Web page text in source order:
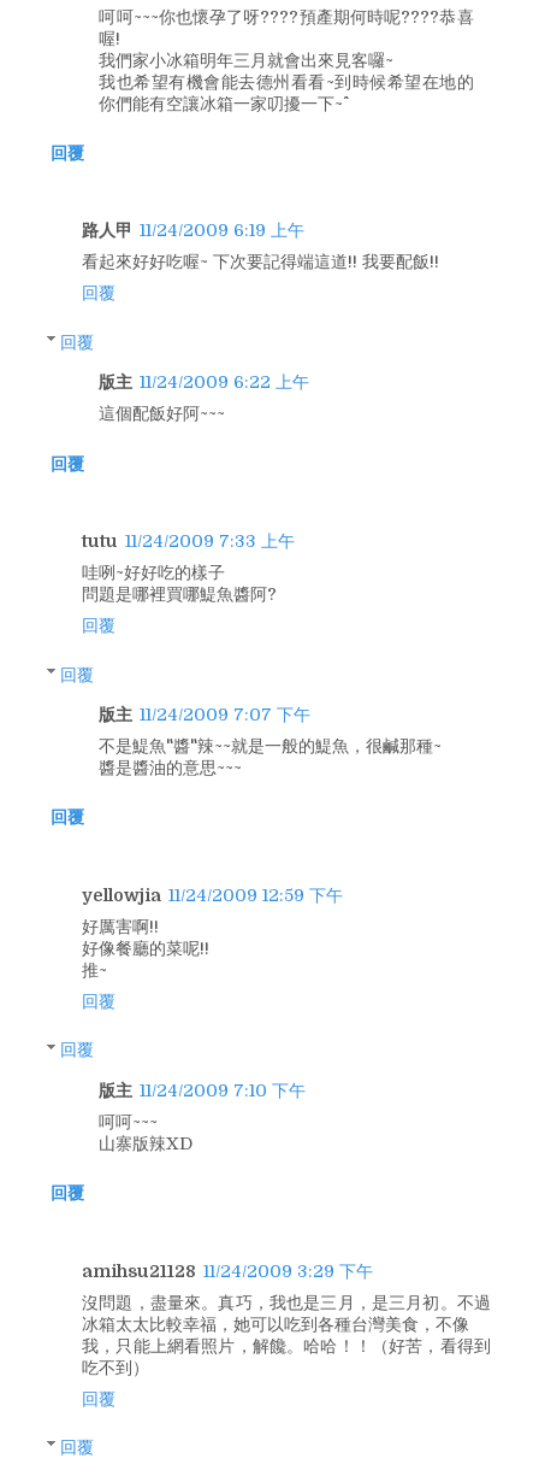
呵呵~~~你也懷孕了呀????預產期何時呢????恭喜
喔!
我們家小冰箱明年三月就會出來見客囉~
我也希望有機會能去德州看看~到時候希望在地的
你們能有空讓冰箱一家叨擾一下~^^
回覆
路人甲 11/24/2009 6:19 上午
看起來好好吃喔~ 下次要記得端這道!! 我要配飯!!
回覆
回覆
版主 11/24/2009 6:22 上午
這個配飯好阿~~~
回覆
tutu 11/24/2009 7:33 上午
哇咧~好好吃的樣子
問題是哪裡買哪鯷魚醬阿?
回覆
回覆
版主 11/24/2009 7:07 下午
不是鯷魚"醬"辣~~就是一般的鯷魚，很鹹那種~
醬是醬油的意思~~~
回覆
yellowjia 11/24/2009 12:59 下午
好厲害啊!!
好像餐廳的菜呢!!
推~
回覆
回覆
版主 11/24/2009 7:10 下午
呵呵~~~
山寨版辣XD
回覆
amihsu21128 11/24/2009 3:29 下午
沒問題，盡量來。真巧，我也是三月，是三月初。不過
冰箱太太比較幸福，她可以吃到各種台灣美食，不像
我，只能上網看照片，解饞。哈哈！！（好苦，看得到
吃不到）
回覆
回覆